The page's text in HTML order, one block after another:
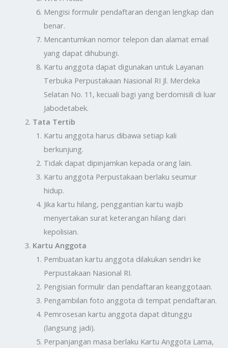
Mengisi formulir pendaftaran dengan lengkap dan
benar.
Mencantumkan nomor telepon dan alamat email
yang dapat dihubungi.
Kartu anggota dapat digunakan untuk Layanan
Terbuka Perpustakaan Nasional RI Jl. Merdeka
Selatan No. 11, kecuali bagi yang berdomisili di luar
Jabodetabek.
Tata Tertib
Kartu anggota harus dibawa setiap kali
berkunjung.
Tidak dapat dipinjamkan kepada orang lain.
Kartu anggota Perpustakaan berlaku seumur
hidup.
Jika kartu hilang, penggantian kartu wajib
menyertakan surat keterangan hilang dari
kepolisian.
Kartu Anggota
Pembuatan kartu anggota dilakukan sendiri ke
Perpustakaan Nasional RI.
Pengisian formulir dan pendaftaran keanggotaan.
Pengambilan foto anggota di tempat pendaftaran.
Pemrosesan kartu anggota dapat ditunggu
(langsung jadi).
Perpanjangan masa berlaku Kartu Anggota Lama,